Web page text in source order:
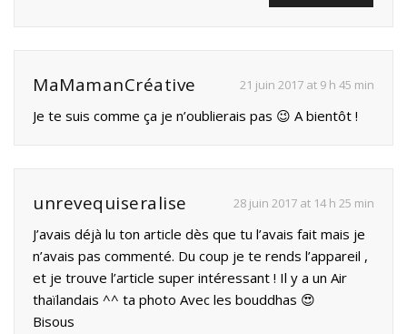
MaMamanCréative 21 juin 2017 at 9 h 45 min
Je te suis comme ça je n’oublierais pas 😉 A bientôt !
unrevequiseralise 28 juin 2017 at 14 h 25 min
J’avais déjà lu ton article dès que tu l’avais fait mais je
n’avais pas commenté. Du coup je te rends l’appareil ,
et je trouve l’article super intéressant ! Il y a un Air
thaïlandais ^^ ta photo Avec les bouddhas 😍
Bisous